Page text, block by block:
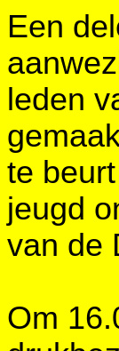
Een
leden
te
jeugd
van de
Om